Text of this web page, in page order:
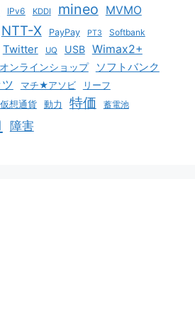
IPv6 KDDI mineo MVMO
NTT-X PayPay PT3 Softbank
Twitter UQ USB Wimax2+
オンラインショップ ソフトバンク
マチ★アソビ
リーフ
仮想通貨 動力 特価 蓄電池
障害